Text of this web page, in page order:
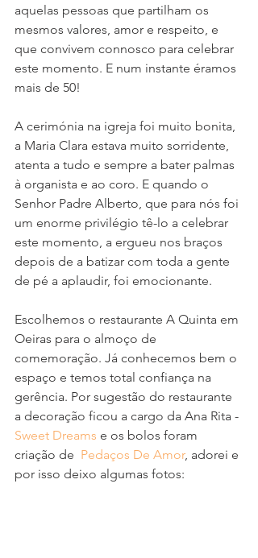
aquelas pessoas que partilham os
mesmos valores, amor e respeito, e
que convivem connosco para celebrar
este momento. E num instante éramos
mais de 50!
A cerimónia na igreja foi muito bonita,
a Maria Clara estava muito sorridente,
atenta a tudo e sempre a bater palmas
à organista e ao coro. E quando o
Senhor Padre Alberto, que para nós foi
um enorme privilégio tê-lo a celebrar
este momento, a ergueu nos braços
depois de a batizar com toda a gente
de pé a aplaudir, foi emocionante.
Escolhemos o restaurante A Quinta em
Oeiras para o almoço de
comemoração. Já conhecemos bem o
espaço e temos total confiança na
gerência. Por sugestão do restaurante
a decoração ficou a cargo da Ana Rita -
Sweet Dreams e os bolos foram
criação de Pedaços De Amor, adorei e
por isso deixo algumas fotos: